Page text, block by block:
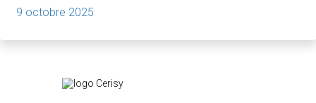
9 octobre 2025